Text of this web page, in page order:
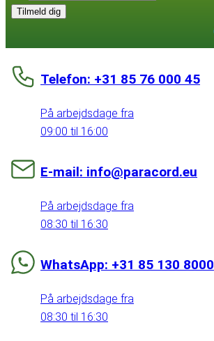
Tilmeld dig
Telefon: +31 85 76 000 45
På arbejdsdage fra
09:00 til 16:00
E-mail: info@paracord.eu
På arbejdsdage fra
08:30 til 16:30
WhatsApp: +31 85 130 8000
På arbejdsdage fra
08:30 til 16:30